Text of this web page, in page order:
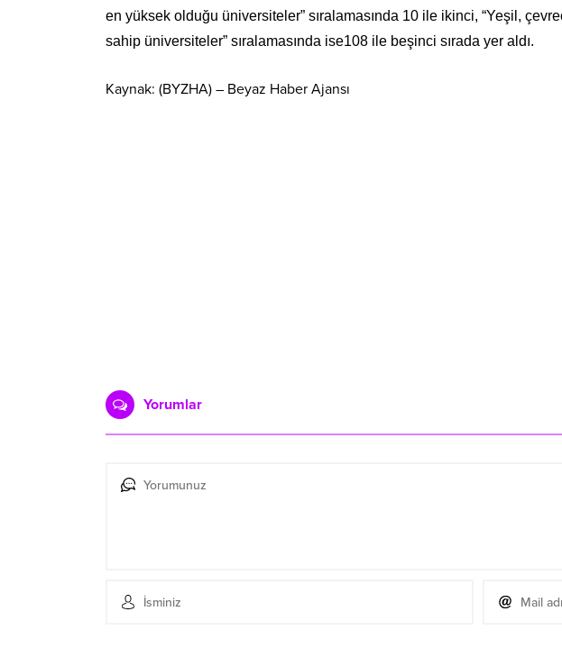
en yüksek olduğu üniversiteler” sıralamasında 10 ile ikinci, “Yeşil,
sahip üniversiteler” sıralamasında ise108 ile beşinci sırada yer aldı.
Kaynak: (BYZHA) – Beyaz Haber Ajansı
Yorumlar